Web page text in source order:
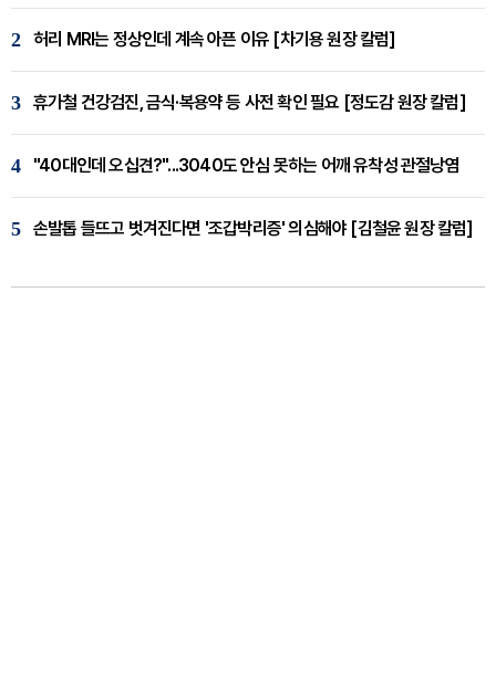
2 허리 MRI는 정상인데 계속 아픈 이유 [차기용 원장 칼럼]
3 휴가철 건강검진, 금식·복용약 등 사전 확인 필요 [정도감 원장 칼럼]
4 "40대인데 오십견?"...3040도 안심 못하는 어깨 유착성 관절낭염
5 손발톱 들뜨고 벗겨진다면 '조갑박리증' 의심해야 [김철윤 원장 칼럼]